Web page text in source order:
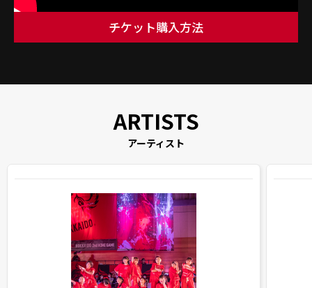
チケット購入方法
アーティスト